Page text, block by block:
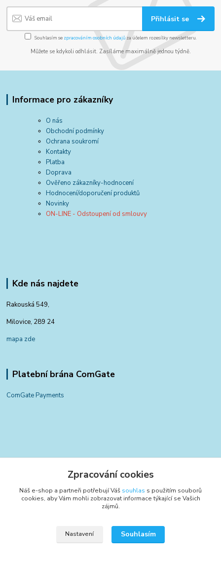
Přihlásit se
Souhlasím se zpracováním osobních údajůza účelem rozesílky newsletteru.
Můžete se kdykoli odhlásit. Zasíláme maximálně jednou týdně.
Informace pro zákazníky
O nás
Obchodní podmínky
Ochrana soukromí
Kontakty
Platba
Doprava
Ověřeno zákazníky-hodnocení
Hodnocení/doporučení produktů
Novinky
ON-LINE - Odstoupení od smlouvy
Kde nás najdete
Rakouská 549,
Milovice, 289 24
mapa zde
Platební brána ComGate
ComGate Payments
+420 797 834 700
(Po-Pá, 8-15:30 hod.)
Zpracování cookies
Náš e-shop a partneři potřebují Váš souhlas s použitím souborů
cookies, aby Vám mohli zobrazovat informace týkající se Vašich
zájmů.
Nastavení Souhlasím